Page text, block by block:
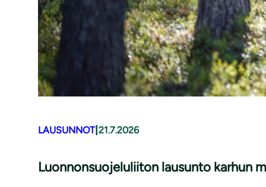
LAUSUNNOT| 21.7.2026
Luonnonsuojeluliiton lausunto karhun